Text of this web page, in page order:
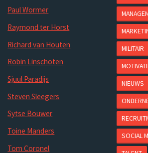
Paul Wormer
Raymond ter Horst
Richard van Houten
Robin Linschoten
Sjuul Paradijs
Steven Sleegers
Sytse Bouwer
Toine Manders
Tom Coronel
MILITAIR
NIEUWS
SOCIAL